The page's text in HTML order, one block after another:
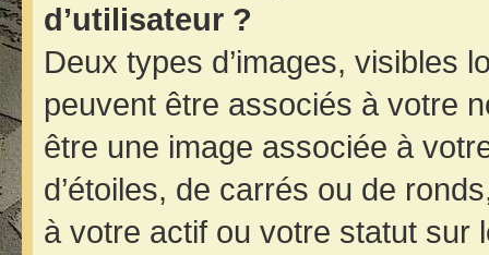
d’utilisateur ?
Deux types d’images, visibles
peuvent être associés à votre
être une image associée à
d’étoiles, de carrés ou de
à votre actif ou votre statut sur